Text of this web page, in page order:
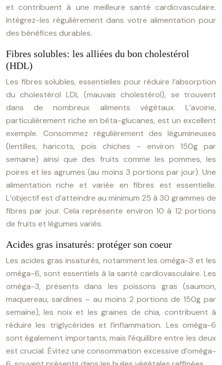
et contribuent à une meilleure santé cardiovasculaire.
Intégrez-les régulièrement dans votre alimentation pour
des bénéfices durables.
Fibres solubles: les alliées du bon cholestérol
(HDL)
Les fibres solubles, essentielles pour réduire l’absorption
du cholestérol LDL (mauvais cholestérol), se trouvent
dans de nombreux aliments végétaux. L’avoine,
particulièrement riche en bêta-glucanes, est un excellent
exemple. Consommez régulièrement des légumineuses
(lentilles, haricots, pois chiches – environ 150g par
semaine) ainsi que des fruits comme les pommes, les
poires et les agrumes (au moins 3 portions par jour). Une
alimentation riche et variée en fibres est essentielle.
L’objectif est d’atteindre au minimum 25 à 30 grammes de
fibres par jour. Cela représente environ 10 à 12 portions
de fruits et légumes variés.
Acides gras insaturés: protéger son coeur
Les acides gras insaturés, notamment les oméga-3 et les
oméga-6, sont essentiels à la santé cardiovasculaire. Les
oméga-3, présents dans les poissons gras (saumon,
maquereau, sardines – au moins 2 portions de 150g par
semaine), les noix et les graines de chia, contribuent à
réduire les triglycérides et l’inflammation. Les oméga-6
sont également importants, mais l’équilibre entre les deux
est crucial. Évitez une consommation excessive d’oméga-